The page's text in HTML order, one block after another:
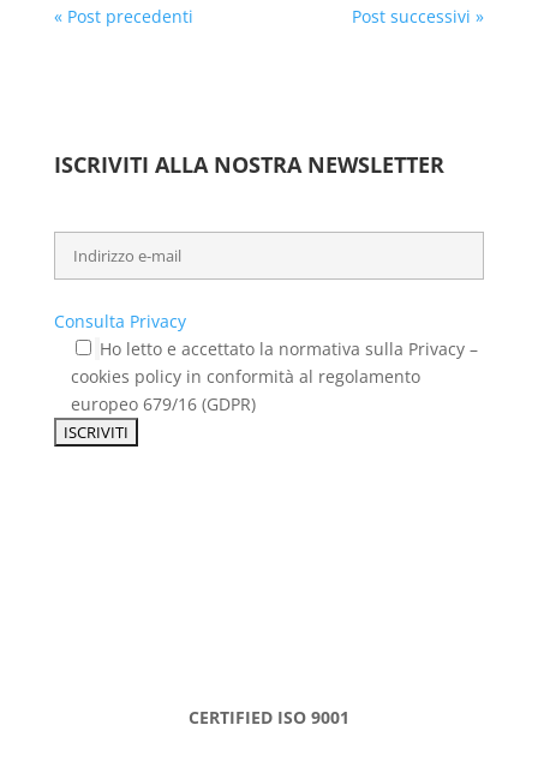
« Post precedenti Post successivi »
ISCRIVITI ALLA NOSTRA NEWSLETTER
Consulta Privacy
Ho letto e accettato la normativa sulla Privacy –
cookies policy in conformità al regolamento
europeo 679/16 (GDPR)
CERTIFIED ISO 9001